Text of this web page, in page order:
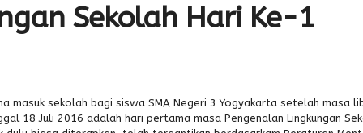
Sekolah Hari Ke-1
masuk sekolah bagi siswa SMA Negeri 3 Yogyakarta setelah masa
18 Juli 2016 adalah hari pertama masa Pengenalan Lingkungan